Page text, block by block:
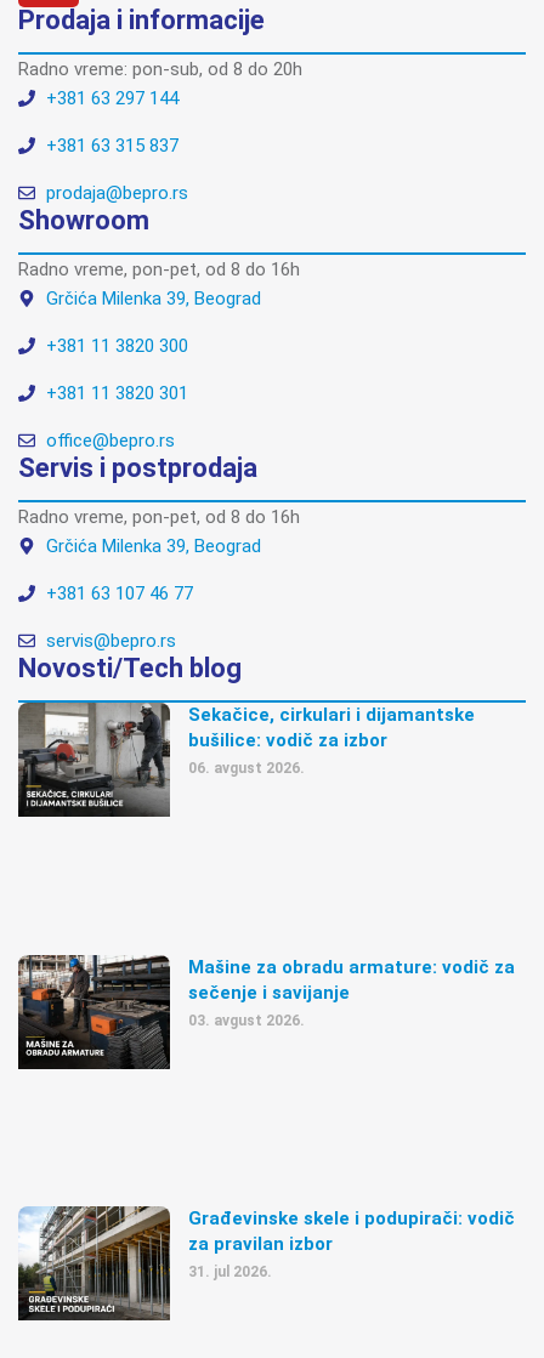
Prodaja i informacije
Radno vreme: pon-sub, od 8 do 20h
+381 63 297 144
+381 63 315 837
prodaja@bepro.rs
Showroom
Radno vreme, pon-pet, od 8 do 16h
Grčića Milenka 39, Beograd
+381 11 3820 300
+381 11 3820 301
office@bepro.rs
Servis i postprodaja
Radno vreme, pon-pet, od 8 do 16h
Grčića Milenka 39, Beograd
+381 63 107 46 77
servis@bepro.rs
Novosti/Tech blog
Sekačice, cirkulari i dijamantske
bušilice: vodič za izbor
06. avgust 2026.
Mašine za obradu armature: vodič za
sečenje i savijanje
03. avgust 2026.
Građevinske skele i podupirači: vodič
za pravilan izbor
31. jul 2026.